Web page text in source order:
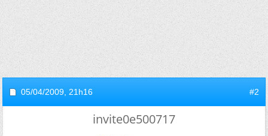
05/04/2009, 21h16 #2
invite0e500717